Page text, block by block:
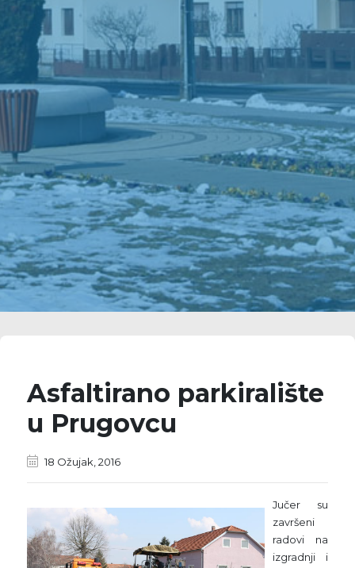
Asfaltirano parkiralište
u Prugovcu
18 Ožujak, 2016
Jučer su
završeni
radovi na
izgradnji i